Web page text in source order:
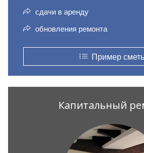
сдачи в аренду
обновления ремонта
Пример
Капитальный